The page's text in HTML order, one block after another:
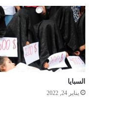
السبايا
يناير 24, 2022